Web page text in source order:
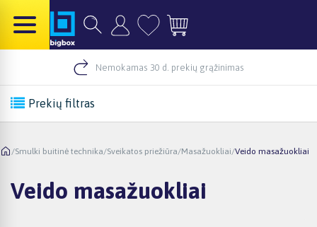
Nemokamas 30 d. prekių grąžinimas
Prekių filtras
/Smulki buitinė technika/Sveikatos priežiūra/Masažuokliai/Veido masažuokliai
Veido masažuokliai